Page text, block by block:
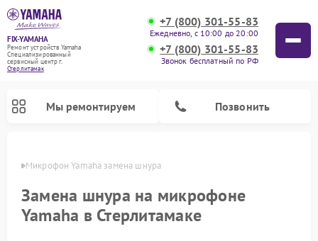
FIX-YAMAHA
Ремонт устройств Yamaha
Специализированный
cервисный центр г.
Стерлитамак
+7 (800) 301-55-83
Ежедневно, с 10:00 до 20:00
+7 (800) 301-55-83
Звонок бесплатный по РФ
Мы ремонтируем Позвонить
Микрофон Yamaha замена шнура
Замена шнура на микрофоне
Yamaha в Стерлитамаке